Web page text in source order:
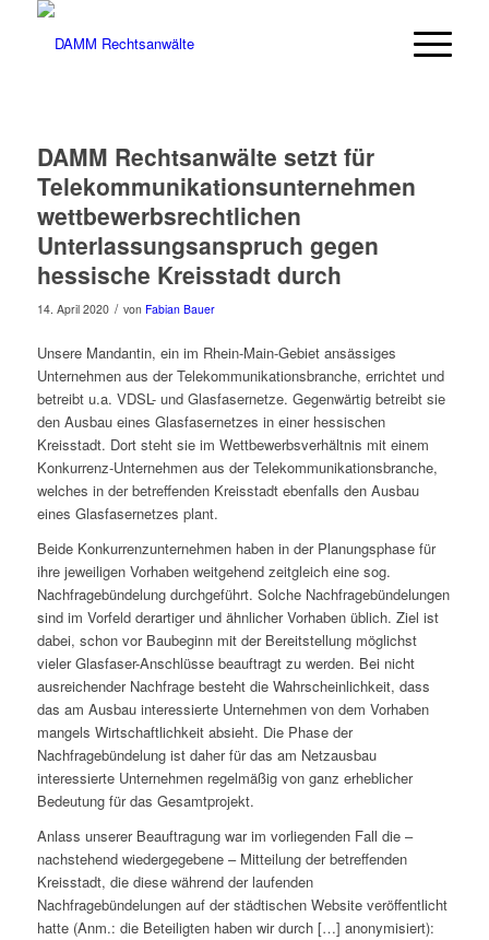
DAMM Rechtsanwälte setzt für
Telekommunikationsunternehmen
wettbewerbsrechtlichen
Unterlassungsanspruch gegen
hessische Kreisstadt durch
14. April 2020 / von Fabian Bauer
Unsere Mandantin, ein im Rhein-Main-Gebiet ansässiges
Unternehmen aus der Telekommunikationsbranche, errichtet und
betreibt u.a. VDSL- und Glasfasernetze. Gegenwärtig betreibt sie
den Ausbau eines Glasfasernetzes in einer hessischen
Kreisstadt. Dort steht sie im Wettbewerbsverhältnis mit einem
Konkurrenz-Unternehmen aus der Telekommunikationsbranche,
welches in der betreffenden Kreisstadt ebenfalls den Ausbau
eines Glasfasernetzes plant.
Beide Konkurrenzunternehmen haben in der Planungsphase für
ihre jeweiligen Vorhaben weitgehend zeitgleich eine sog.
Nachfragebündelung durchgeführt. Solche Nachfragebündelungen
sind im Vorfeld derartiger und ähnlicher Vorhaben üblich. Ziel ist
dabei, schon vor Baubeginn mit der Bereitstellung möglichst
vieler Glasfaser-Anschlüsse beauftragt zu werden. Bei nicht
ausreichender Nachfrage besteht die Wahrscheinlichkeit, dass
das am Ausbau interessierte Unternehmen von dem Vorhaben
mangels Wirtschaftlichkeit absieht. Die Phase der
Nachfragebündelung ist daher für das am Netzausbau
interessierte Unternehmen regelmäßig von ganz erheblicher
Bedeutung für das Gesamtprojekt.
Anlass unserer Beauftragung war im vorliegenden Fall die –
nachstehend wiedergegebene – Mitteilung der betreffenden
Kreisstadt, die diese während der laufenden
Nachfragebündelungen auf der städtischen Website veröffentlicht
hatte (Anm.: die Beteiligten haben wir durch […] anonymisiert):